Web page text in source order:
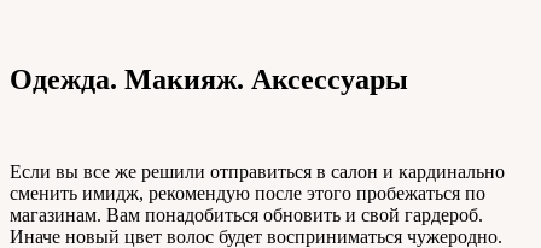
Одежда. Макияж. Аксессуары
Если вы все же решили отправиться в салон и кардинально
сменить имидж, рекомендую после этого пробежаться по
магазинам. Вам понадобиться обновить и свой гардероб.
Иначе новый цвет волос будет восприниматься чужеродно.